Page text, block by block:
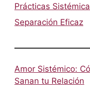
Prácticas
Separación Eficaz
Amor Sistémico:
Sanan tu Relación